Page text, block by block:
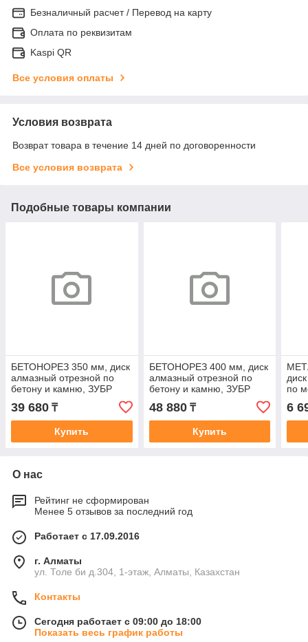
Безналичный расчет / Перевод на карту
Оплата по реквизитам
Kaspi QR
Все условия оплаты
Условия возврата
Возврат товара в течение 14 дней по договоренности
Все условия возврата
Подобные товары компании
БЕТОНОРЕЗ 350 мм, диск
алмазный отрезной по
бетону и камню, ЗУБР
39 680 ₸
Купить
БЕТОНОРЕЗ 400 мм, диск
алмазный отрезной по
бетону и камню, ЗУБР
48 880₸
Купить
по
6
О нас
Рейтинг не сформирован
Менее 5 отзывов за последний год
Работает с 17.09.2016
г. Алматы
ул. Толе би д.304, 1-этаж, Алматы, Казахстан
Контакты
Сегодня работает с 09:00 до 18:00
Показать весь график работы